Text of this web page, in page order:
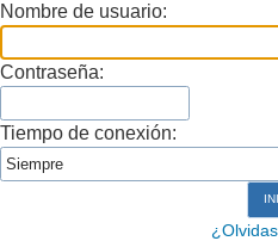
Nombre de usuario:
Contraseña:
Tiempo de conexión: